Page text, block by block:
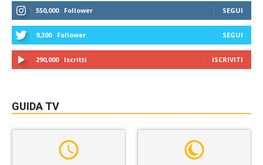
550,000 Follower SEGUI
9,300 Follower SEGUI
290,000 Iscritti ISCRIVITI
GUIDA TV